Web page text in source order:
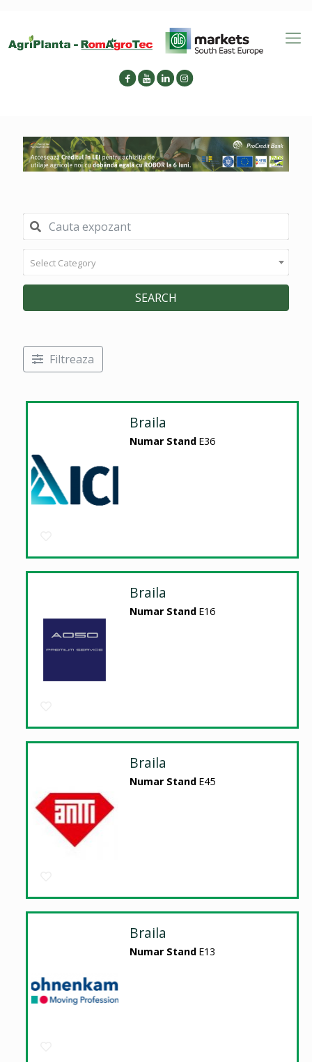
Select Category
SEARCH
Filtreaza
Braila
Numar Stand E36
Braila
Numar Stand E16
Braila
Numar Stand E45
Braila
Numar Stand E13